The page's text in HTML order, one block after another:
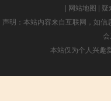
| 网站地图 | 疑
声明：本站内容来自互联网，如
本站仅为个人兴趣